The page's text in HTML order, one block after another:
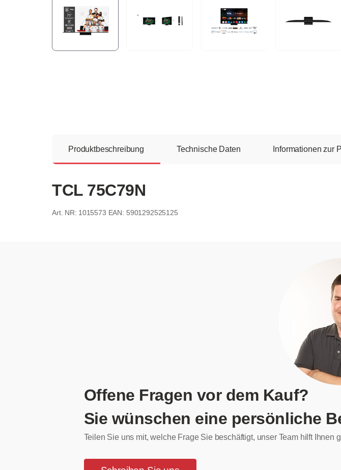
Produktbeschreibung Technische Daten Informationen zur
TCL 75C79N
1015573 EAN: 5901292525125
Offene Fragen vor dem Kauf?
Sie wünschen eine persönliche
Teilen Sie uns mit, welche Frage Sie beschäftigt, unser Team hilft